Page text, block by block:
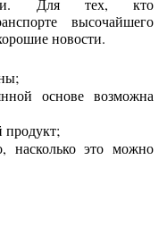
высочайшего
новости.
основе возможна
насколько это можно